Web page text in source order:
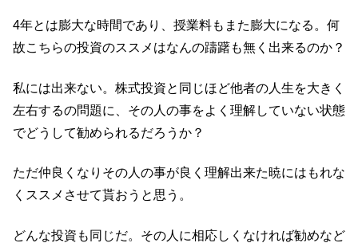
4年とは膨大な時間であり、授業料もまた膨大になる。何
故こちらの投資のススメはなんの躊躇も無く出来るのか？
私には出来ない。株式投資と同じほど他者の人生を大きく
左右するの問題に、その人の事をよく理解していない状態
でどうして勧められるだろうか？
ただ仲良くなりその人の事が良く理解出来た暁にはもれな
くススメさせて貰おうと思う。
どんな投資も同じだ。その人に相応しくなければ勧めなど